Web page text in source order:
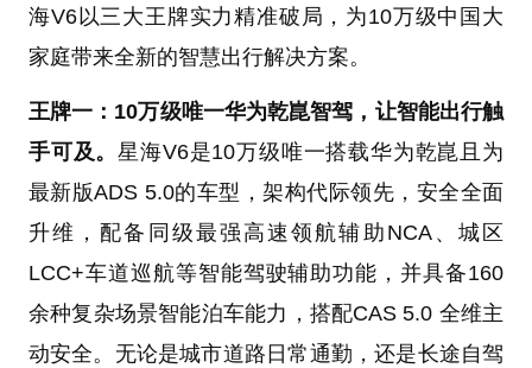
海V6以三大王牌实力精准破局，为10万级中国大
家庭带来全新的智慧出行解决方案。
王牌一：10万级唯一华为乾崑智驾，让智能出行触
手可及。星海V6是10万级唯一搭载华为乾崑且为
最新版ADS 5.0的车型，架构代际领先，安全全面
升维，配备同级最强高速领航辅助NCA、城区
LCC+车道巡航等智能驾驶辅助功能，并具备160
余种复杂场景智能泊车能力，搭配CAS 5.0 全维主
动安全。无论是城市道路日常通勤，还是长途自驾